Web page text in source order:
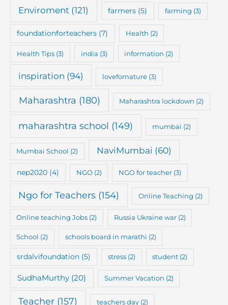
Enviroment (121) farmers (5) farming (3)
foundationforteachers (7) Health (2)
Health Tips(3) india (3) information (2)
inspiration (94) lovefornature (3)
Maharashtra (180) Maharashtra lockdown (2)
maharashtra school (149) mumbai (2)
Mumbai School (2) NaviMumbai (60)
nep2020(4) NGO(2) NGO for teacher (3)
Ngo for Teachers (154) Online Teaching (2)
Online teaching Jobs (2) Russia Ukraine war(2)
School (2) schools board in marathi (2)
srdalvifoundation (5) stress (2) student (2)
SudhaMurthy (20) Summer Vacation (2)
Teacher (157) teachers day (2)